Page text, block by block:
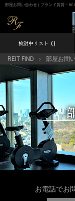
部屋お問い合わせ | ブランド賃貸－
検討中リスト 0
REIT FIND 部屋お問
お電話でお